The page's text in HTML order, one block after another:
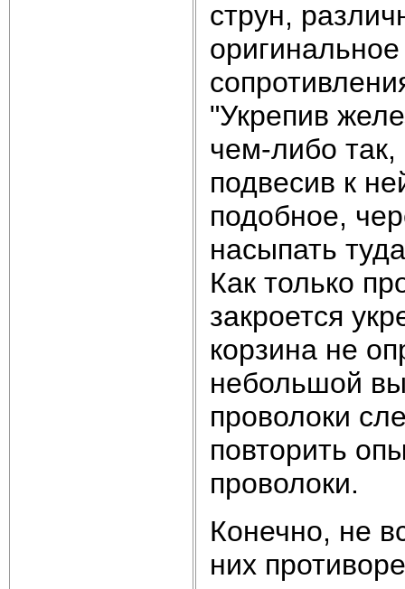
струн,
"Укрепив
чем-либо
подвесив к
подобное,
насыпать
Как только
закроется
корзина не
небольшой
проволоки
повторить
проволоки.
Конечно, не
них